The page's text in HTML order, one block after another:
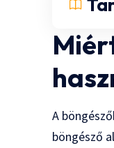
A
böngésző